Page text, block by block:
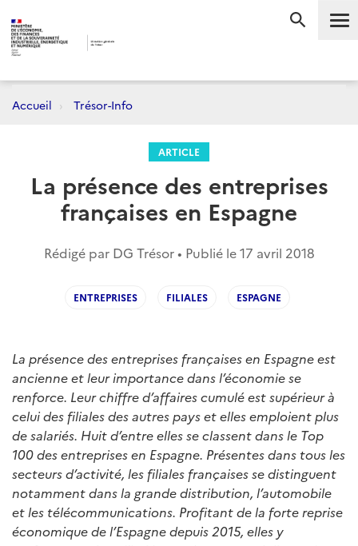
Accueil Trésor-Info
ARTICLE
La présence des entreprises
françaises en Espagne
Rédigé par DG Trésor • Publié le17 avril 2018
ENTREPRISES FILIALES ESPAGNE
La présence des entreprises françaises en Espagne est
ancienne et leur importance dans l’économie se
renforce. Leur chiffre d’affaires cumulé est supérieur à
celui des filiales des autres pays et elles emploient plus
de salariés. Huit d’entre elles se classent dans le Top
100 des entreprises en Espagne. Présentes dans tous les
secteurs d’activité, les filiales françaises se distinguent
notamment dans la grande distribution, l’automobile
et les télécommunications. Profitant de la forte reprise
économique de l’Espagne depuis 2015, elles y